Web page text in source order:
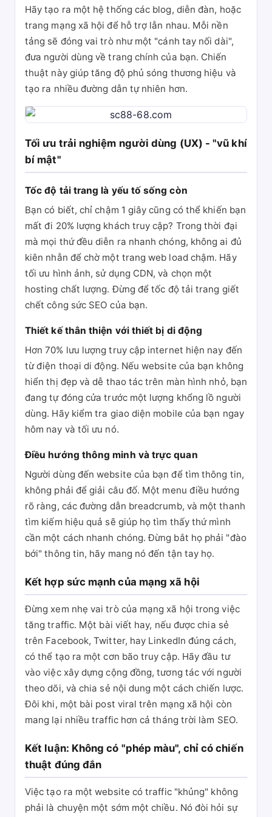
Hãy tạo ra một hệ thống các blog, diễn đàn, hoặc
trang mạng xã hội để hỗ trợ lẫn nhau. Mỗi nền
tảng sẽ đóng vai trò như một "cánh tay nối dài",
đưa người dùng về trang chính của bạn. Chiến
thuật này giúp tăng độ phủ sóng thương hiệu và
tạo ra nhiều đường dẫn tự nhiên hơn.
Tối ưu trải nghiệm người dùng (UX) - "vũ khí
bí mật"
Tốc độ tải trang là yếu tố sống còn
Bạn có biết, chỉ chậm 1 giây cũng có thể khiến bạn
mất đi 20% lượng khách truy cập? Trong thời đại
mà mọi thứ đều diễn ra nhanh chóng, không ai đủ
kiên nhẫn để chờ một trang web load chậm. Hãy
tối ưu hình ảnh, sử dụng CDN, và chọn một
hosting chất lượng. Đừng để tốc độ tải trang giết
chết công sức SEO của bạn.
Thiết kế thân thiện với thiết bị di động
Hơn 70% lưu lượng truy cập internet hiện nay đến
từ điện thoại di động. Nếu website của bạn không
hiển thị đẹp và dễ thao tác trên màn hình nhỏ, bạn
đang tự đóng cửa trước một lượng khổng lồ người
dùng. Hãy kiểm tra giao diện mobile của bạn ngay
hôm nay và tối ưu nó.
Điều hướng thông minh và trực quan
Người dùng đến website của bạn để tìm thông tin,
không phải để giải câu đố. Một menu điều hướng
rõ ràng, các đường dẫn breadcrumb, và một thanh
tìm kiếm hiệu quả sẽ giúp họ tìm thấy thứ mình
cần một cách nhanh chóng. Đừng bắt họ phải "đào
bới" thông tin, hãy mang nó đến tận tay họ.
Kết hợp sức mạnh của mạng xã hội
Đừng xem nhẹ vai trò của mạng xã hội trong việc
tăng traffic. Một bài viết hay, nếu được chia sẻ
trên Facebook, Twitter, hay LinkedIn đúng cách,
có thể tạo ra một cơn bão truy cập. Hãy đầu tư
vào việc xây dựng cộng đồng, tương tác với người
theo dõi, và chia sẻ nội dung một cách chiến lược.
Đôi khi, một bài post viral trên mạng xã hội còn
mang lại nhiều traffic hơn cả tháng trời làm SEO.
Kết luận: Không có "phép màu", chỉ có chiến
thuật đúng đắn
Việc tạo ra một website có traffic "khủng" không
phải là chuyện một sớm một chiều. Nó đòi hỏi sự